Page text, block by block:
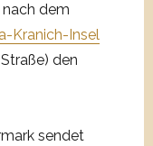
nach dem
Kranich-Insel
den
sendet